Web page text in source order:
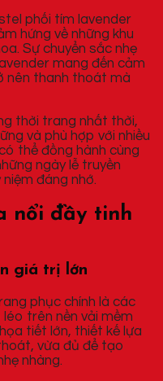
phối tím lavender
hứng về những khu
Sự chuyển sắc nhẹ
mang đến cảm
nên thanh thoát mà
thời trang nhất thời,
và phù hợp với nhiều
thể đồng hành cùng
ngày lễ truyền
đáng nhớ.
nổi đầy tinh
giá trị lớn
phục chính là các
trên nền vải mềm
tiết lớn, thiết kế lựa
vừa đủ để tạo
nhàng.